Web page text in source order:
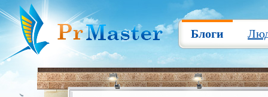
Блоги